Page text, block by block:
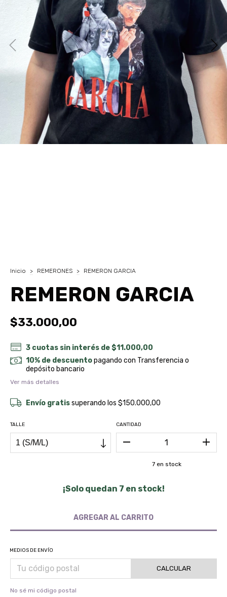
Inicio > REMERONES > REMERON GARCIA
REMERON GARCIA
$33.000,00
3 cuotas sin interés de$11.000,00
10% de descuentopagando con Transferencia o
depósito bancario
Ver más detalles
Envío gratissuperando los$150.000,00
TALLE CANTIDAD
7en stock
¡Solo quedan 7 en stock!
MEDIOS DE ENVÍO
CALCULAR
No sé mi código postal